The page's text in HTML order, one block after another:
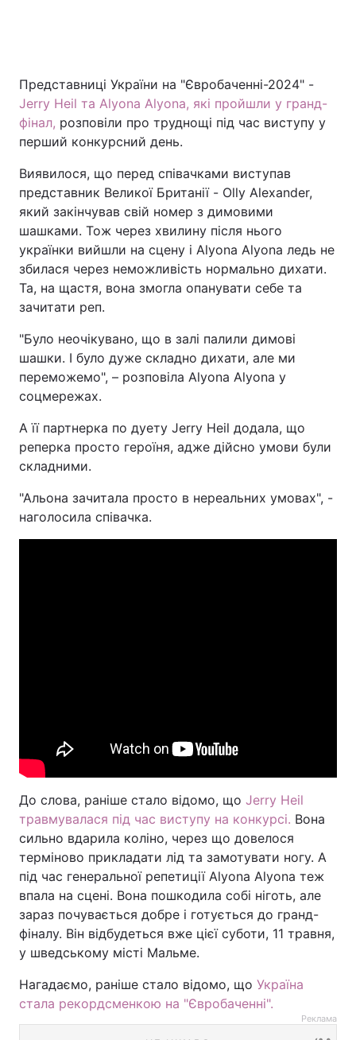
Представниці України на "Євробаченні-2024" -
Jerry Heil та Аlyona Аlyona, які пройшли у гранд-
фінал, розповіли про труднощі під час виступу у
перший конкурсний день.
Виявилося, що перед співачками виступав
представник Великої Британії - Olly Alexander,
який закінчував свій номер з димовими
шашками. Тож через хвилину після нього
українки вийшли на сцену і Аlyona Аlyona ледь не
збилася через неможливість нормально дихати.
Та, на щастя, вона змогла опанувати себе та
зачитати реп.
"Було неочікувано, що в залі палили димові
шашки. І було дуже складно дихати, але ми
переможемо", – розповіла Аlyona Аlyona у
соцмережах.
А її партнерка по дуету Jerry Heil додала, що
реперка просто героїня, адже дійсно умови були
складними.
"Альона зачитала просто в нереальних умовах", -
наголосила співачка.
До слова, раніше стало відомо, що Jerry Heil
травмувалася під час виступу на конкурсі. Вона
сильно вдарила коліно, через що довелося
терміново прикладати лід та замотувати ногу. А
під час генеральної репетиції Аlyona Аlyona теж
впала на сцені. Вона пошкодила собі ніготь, але
зараз почувається добре і готується до гранд-
фіналу. Він відбудеться вже цієї суботи, 11 травня,
у шведському місті Мальме.
Нагадаємо, раніше стало відомо, що Україна
стала рекордсменкою на "Євробаченні".
Реклама